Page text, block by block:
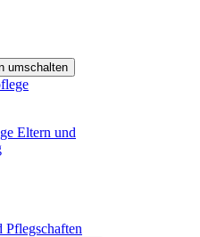
umschalten
Eltern und
Pflegschaften